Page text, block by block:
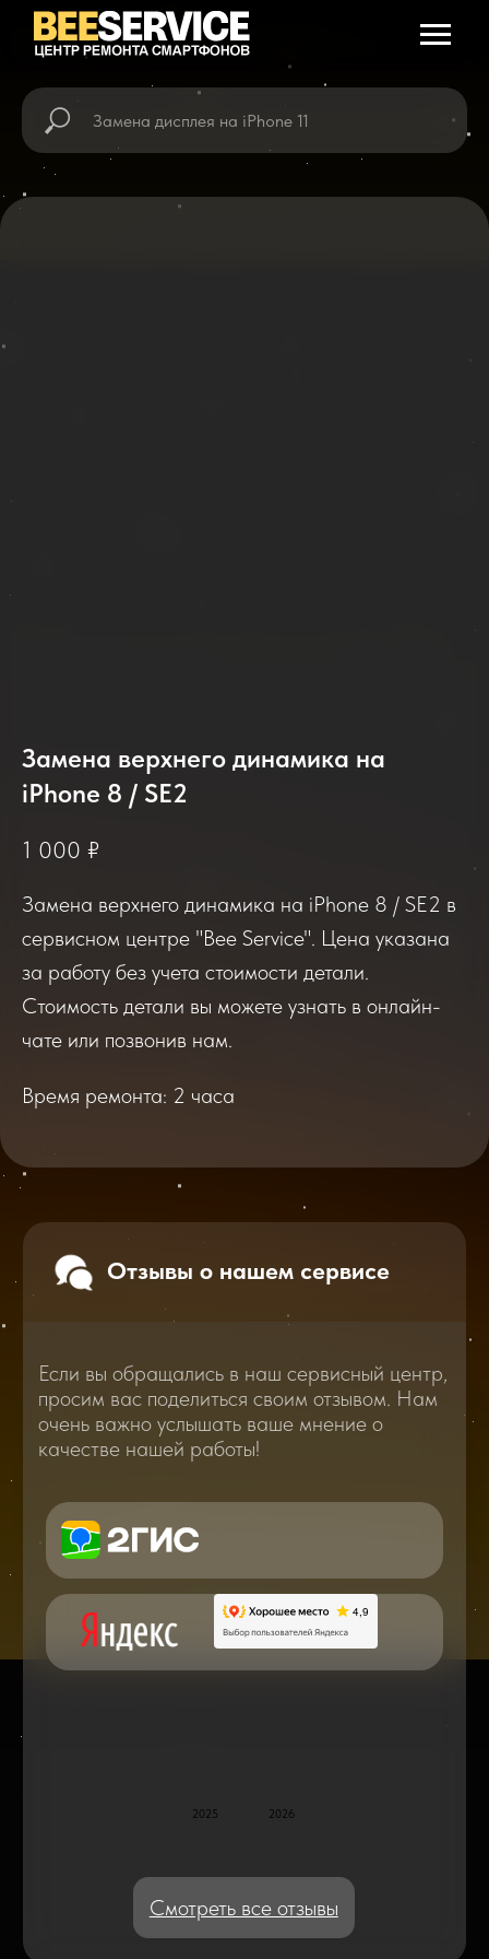
Замена верхнего динамика на
iPhone 8 / SE2
1 000 ₽
Замена верхнего динамика на iPhone 8 / SE2 в
сервисном центре "Bee Service". Цена указана
за работу без учета стоимости детали.
Стоимость детали вы можете узнать в онлайн-
чате или позвонив нам.
Время ремонта: 2 часа
Если вы обращались в наш сервисный центр,
просим вас поделиться своим отзывом. Нам
очень важно услышать ваше мнение о
качестве нашей работы!
Отзывы о нашем сервисе
Смотреть все отзывы
2025-2026
по ремонту в онлайн в чате
Блог статей - важное,
полезное, новое
В нашем блоге статей мы расскажем
Вам о самом важном, полезном и новом